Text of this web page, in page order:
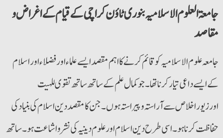
جامعۃ العلوم الاسلامیہ بنوری ٹاؤن کراچی کے قیام کے اغراض و
مقاصد
جامعہ علوم الاسلامیہ کو قائم کرنے کا اہم مقصد ایسے علماء اورفضلاء اور اسلام
کے ایسے داعی تیار کرنا تھا۔ جو کمال علم کے ساتھ ساتھ تقوی للہیت
اورزیوراخلاص سے آراستہ و پیراستہ ہوں۔ جن کا مقصد دین اسلام کی بنیاد کی
حفاظت کرنا ہو۔ اسی طرح دین اسلام اورعلوم دینیہ کی نشرواشاعت ہو۔ ساتھ